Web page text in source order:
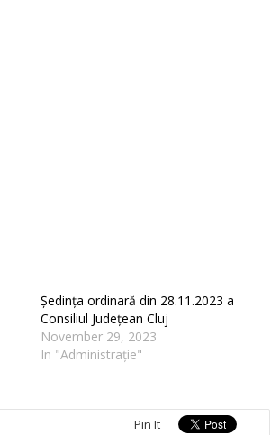
Ședința ordinară din 28.11.2023 a
Consiliul Județean Cluj
November 29, 2023
In "Administrație"
Pin It